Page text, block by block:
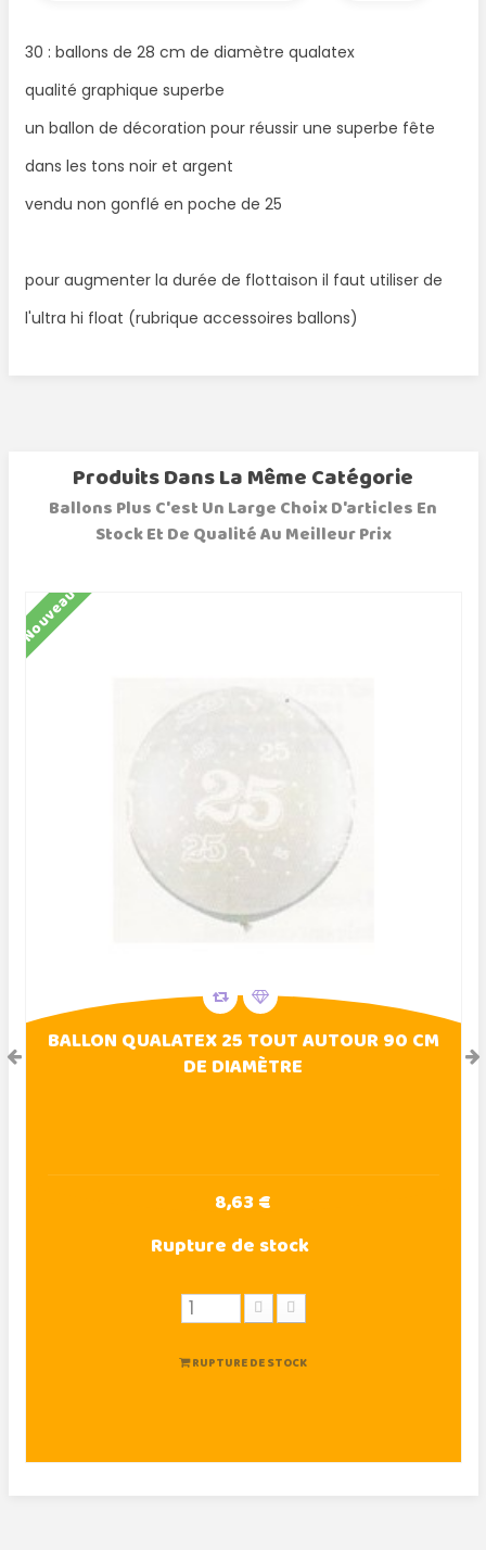
30 : ballons de 28 cm de diamètre qualatex
qualité graphique superbe
un ballon de décoration pour réussir une superbe fête
dans les tons noir et argent
vendu non gonflé en poche de 25
pour augmenter la durée de flottaison il faut utiliser de
l'ultra hi float (rubrique accessoires ballons)
Produits Dans La Même Catégorie
Ballons Plus C'est Un Large Choix D'articles En
Stock Et De Qualité Au Meilleur Prix
Nouveau
BALLON QUALATEX 25 TOUT AUTOUR 90 CM
DE DIAMÈTRE
8,63 €
Rupture de stock
RUPTURE DE STOCK